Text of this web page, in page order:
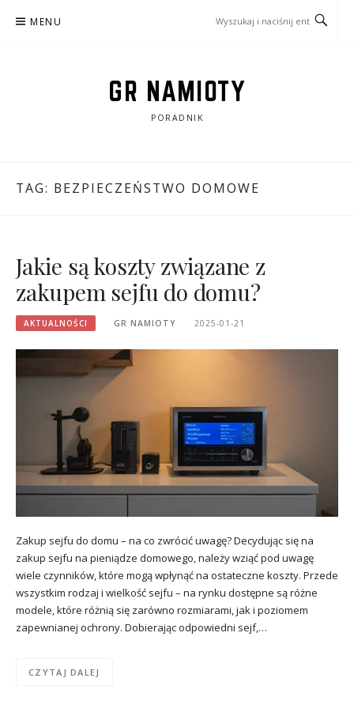
MENU
GR NAMIOTY
PORADNIK
TAG: BEZPIECZEŃSTWO DOMOWE
Jakie są koszty związane z
zakupem sejfu do domu?
AKTUALNOŚCI GR NAMIOTY 2025-01-21
Zakup sejfu do domu – na co zwrócić uwagę? Decydując się na
zakup sejfu na pieniądze domowego, należy wziąć pod uwagę
wiele czynników, które mogą wpłynąć na ostateczne koszty. Przede
wszystkim rodzaj i wielkość sejfu – na rynku dostępne są różne
modele, które różnią się zarówno rozmiarami, jak i poziomem
zapewnianej ochrony. Dobierając odpowiedni sejf,…
CZYTAJ DALEJ